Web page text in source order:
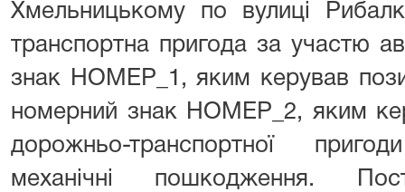
Хмельницькому по вулиці
транспортна пригода за участю
знак НОМЕР_1, яким керував
номерний знак НОМЕР_2, яким
дорожньо-транспортної
механічні пошкодження.